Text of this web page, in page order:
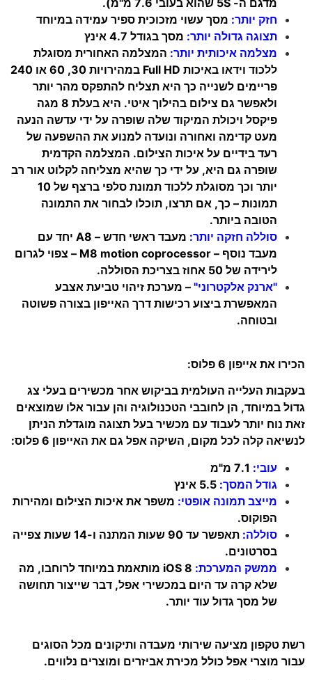
מדגם ה- 5S שהוא בעובי 7.6 מ"מ).
חזק יותר: מסך עשוי מזכוכית ספיר עמידה במיוחד
תצוגה גדולה יותר: מסך בגודל 4.7 אינץ
מצלמה איכותית יותר: המצלמה האחורית מסוגלת
ללכוד וידאו באיכות Full HD במהירויות 30, 60 או 240
פריימים לשנייה כך היא תצליח להתפקס מהר יותר
ולאפשר גם צילום בהילוך איטי. היא בעלת 8 מגה
פיקסל ויכולת המיקוד שלה שופרה על ידי עדשה הנעה
מעט קדימה ואחורה ונועדה למנוע את ההשפעה של
רעד בידיים על איכות הצילום. המצלמה הקדמית
שופרה גם היא, על ידי כך שהיא מצליחה לקלוט אור רב
יותר וכך מסוגלת ללכוד תמונת סלפי ברצף של 10
תמונות – כך, אם תרצו, תוכלו לבחור את התמונה
הטובה ביותר.
סוללה חזקה יותר:
מעבד ראשי חדש – A8 יחד עם
מעבד נוסף – M8 motion coprocessor – צפוי לגרום
לירידה של 50 אחוז בצריכת הסוללה.
"ארנק אלקטרוני" – מערכת זיהוי טביעת אצבע
המאפשרת ביצוע רכישות דרך האייפון בצורה פשוטה
ובטוחה.
הכירו את אייפון 6 פלוס:
בעקבות העלייה העולמית בביקוש אחר מכשירים בעלי צג
גדול במיוחד, הן לחובבי הטכנולוגיה והן עבור אלו שמוצאים
זאת נוח יותר לעבוד עם מכשיר בעל תצוגה מוגדלת הניתן
לנשיאה קלה לכל מקום, השיקה אפל גם את האייפון 6 פלוס:
עובי:
גודל המסך:
מייצב תמונה אופטי: משפר את איכות הצילום ומהירות
הפוקוס.
סוללה:
תאפשר עד 90 שעות המתנה ו-14 שעות צפייה
בסרטונים.
ממשק המערכת:
iOS 8 מותאמת במיוחד לרוחבו, מה
שלא קרה עד היום במכשירי אפל, דבר שייצור תחושה
של מסך גדול עוד יותר.
רשת טקפון מציעה שירותי מעבדה ותיקונים מכל הסוגים
עבור מוצרי אפל כולל מכירת אביזרים ומוצרים נלווים.